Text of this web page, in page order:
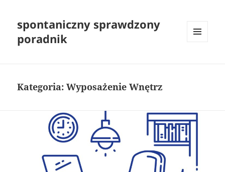
spontaniczny sprawdzony
poradnik
Kategoria:Wyposażenie Wnętrz